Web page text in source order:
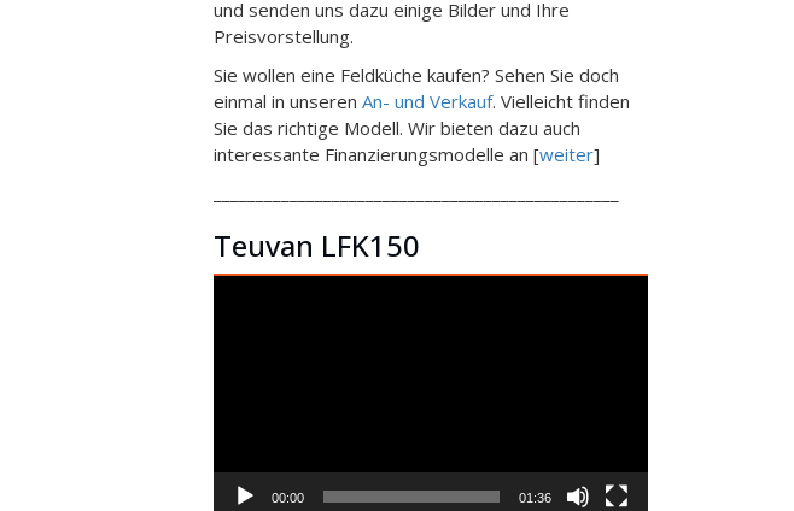
und senden uns dazu einige Bilder und Ihre
Preisvorstellung.
Sie wollen eine Feldküche kaufen? Sehen Sie doch
einmal in unseren An- und Verkauf. Vielleicht finden
Sie das richtige Modell. Wir bieten dazu auch
interessante Finanzierungsmodelle an [weiter]
Teuvan LFK150
00:00 01:36